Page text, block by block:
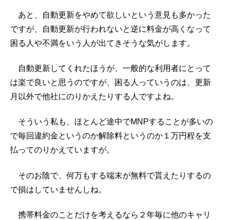
あと、自動更新をやめて欲しいという意見も多かった
ですが、自動更新が行われないと逆に料金が高くなって
困る人や不満をいう人が出てきそうな気がします。
自動更新してくれたほうが、一般的な利用者にとって
は楽で良いと思うのですが、困る人っていうのは、更新
月以外で他社にのりかえたりする人ですよね。
そういう私も、ほとんど途中でMNPすることが多いの
で毎回違約金というのか解除料というのか１万円程を支
払ってのりかえていますが。
そのお陰で、何万もする端末が無料で貰えたりするの
で損はしていませんしね。
携帯料金のことだけを考えるなら２年毎に他のキャリ